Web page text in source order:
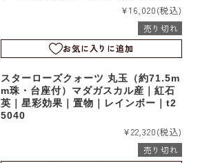
¥16,020(税込)
売り切れ
お気に入りに追加
スターローズクォーツ 丸玉（約71.5m
m珠・台座付）マダガスカル産｜紅石
英｜星彩効果｜置物｜レインボー｜t2
5040
¥22,320(税込)
売り切れ